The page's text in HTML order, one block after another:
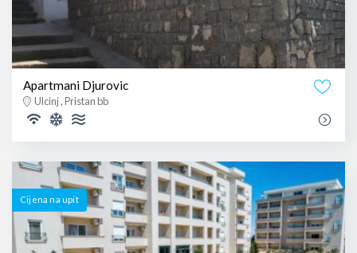
Apartmani Djurovic
Ulcinj , Pristan bb
Cijena na upit